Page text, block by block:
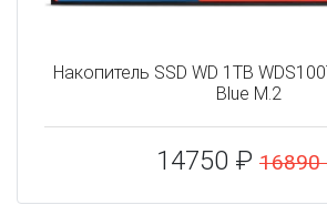
Накопитель SSD WD 1TB
Blue M.2
14750 ₽ 16890